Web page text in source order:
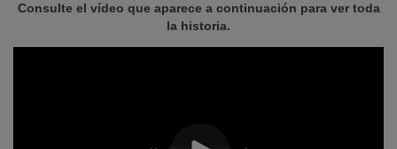
Consulte el vídeo que aparece a continuación para ver toda
la historia.